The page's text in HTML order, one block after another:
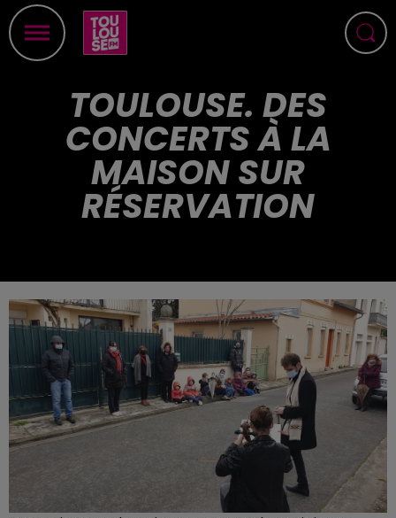
TOULOUSE. DES
CONCERTS À LA
MAISON SUR
RÉSERVATION